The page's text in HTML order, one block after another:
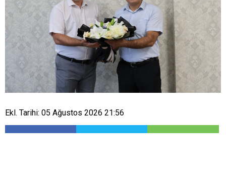
Ekl. Tarihi: 05 Ağustos 2026 21:56